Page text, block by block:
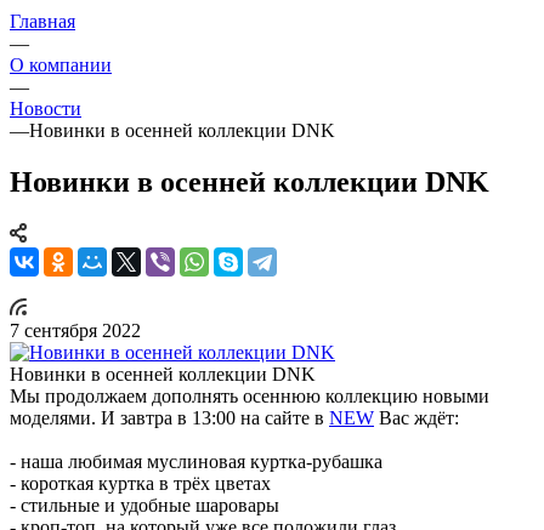
Главная
—
О компании
—
Новости
—Новинки в осенней коллекции DNK
Новинки в осенней коллекции DNK
7 сентября 2022
Новинки в осенней коллекции DNK
Мы продолжаем дополнять осеннюю коллекцию новыми
моделями. И завтра в 13:00 на сайте в NEW Вас ждёт:
- наша любимая муслиновая куртка-рубашка
- короткая куртка в трёх цветах
- стильные и удобные шаровары